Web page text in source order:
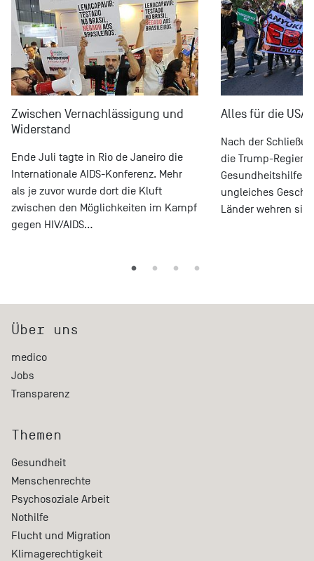
Zwischen Vernachlässigung und
Widerstand
Ende Juli tagte in Rio de Janeiro die
Internationale AIDS-Konferenz. Mehr
als je zuvor wurde dort die Kluft
zwischen den Möglichkeiten im Kampf
gegen HIV/AIDS…
Alles für die USA
Nach der
die Trump-
Gesundheitshilfen
ungleiches
Länder wehren
Über uns
medico
Jobs
Transparenz
Themen
Gesundheit
Menschenrechte
Psychosoziale Arbeit
Nothilfe
Flucht und Migration
Klimagerechtigkeit